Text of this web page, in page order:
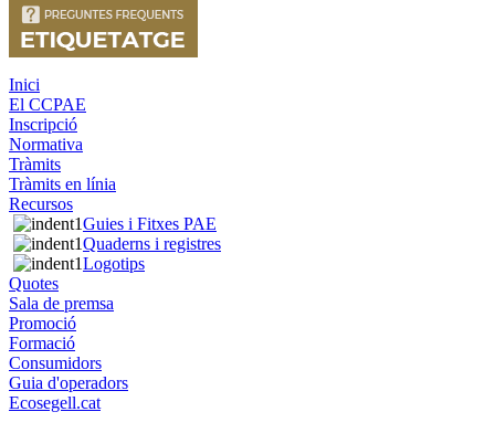
Inici
El CCPAE
Inscripció
Normativa
Tràmits
Tràmits en línia
Recursos
Guies i Fitxes PAE
Quaderns i registres
Logotips
Quotes
Sala de premsa
Promoció
Formació
Consumidors
Guia d'operadors
Ecosegell.cat